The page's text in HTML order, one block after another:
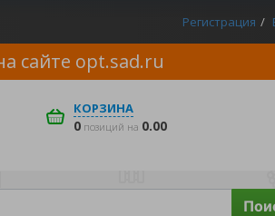
Регистрация
сайте opt.sad.ru
КОРЗИНА
0 позиций на 0.00